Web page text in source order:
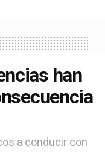
han
a conducir con